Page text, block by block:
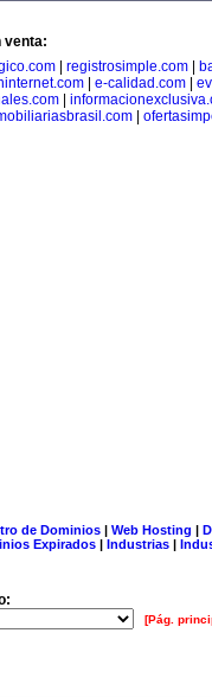
venta:
| registrosimple.com|
| e-calidad.com|
|
de Dominios| Web Hosting |
Expirados | Industrias |
[Pág.